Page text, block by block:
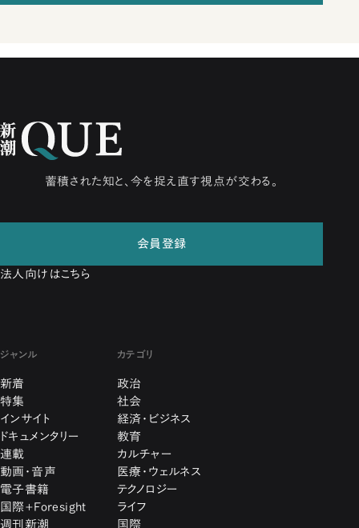
蓄積された知と、今を捉え直す視点が交わる。
会員登録
法人向けはこちら
ジャンル
新着
特集
インサイト
ドキュメンタリー
連載
動画・音声
電子書籍
国際+Foresight
週刊新潮
カテゴリ
政治
社会
経済・ビジネス
教育
カルチャー
医療・ウェルネス
テクノロジー
ライフ
国際